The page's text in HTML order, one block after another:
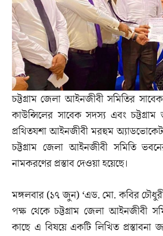
চট্টগ্রাম জেলা আইনজীবী সমিতির
কাউন্সিলের সাবেক সদস্য এবং
প্রথিতযশা আইনজীবী মরহুম
চট্টগ্রাম জেলা আইনজীবী সমিতি
নামকরণের প্রস্তাব দেওয়া হয়েছে।
মঙ্গলবার (১৭ জুন) ‘এড. মো. কবির চৌধুরী
পক্ষ থেকে চট্টগ্রাম জেলা আইনজীবী
কাছে এ বিষয়ে একটি লিখিত প্রস্তাবনা